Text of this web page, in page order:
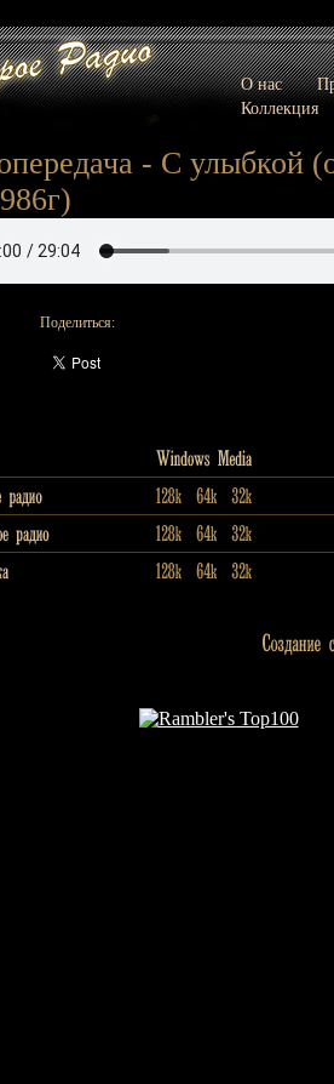
О нас
Коллекция
- С улыбкой
Поделиться: